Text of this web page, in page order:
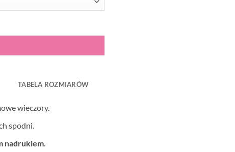
TABELA ROZMIARÓW
wieczory.
spodni.
nadrukiem.